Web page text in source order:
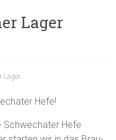
Lager
Lager
Hefe!
Schwechater Hefe